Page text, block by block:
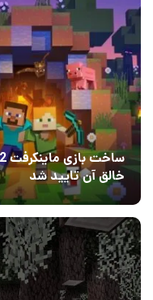
خالق آن تایید شد
۱
04 آبان 1403